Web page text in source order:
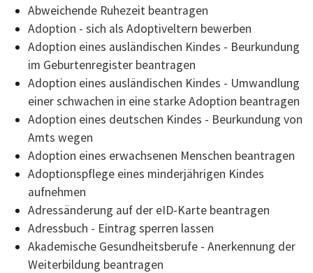
Abweichende Ruhezeit beantragen
Adoption - sich als Adoptiveltern bewerben
Adoption eines ausländischen Kindes - Beurkundung
im Geburtenregister beantragen
Adoption eines ausländischen Kindes - Umwandlung
einer schwachen in eine starke Adoption beantragen
Adoption eines deutschen Kindes - Beurkundung von
Amts wegen
Adoption eines erwachsenen Menschen beantragen
Adoptionspflege eines minderjährigen Kindes
aufnehmen
Adressänderung auf der eID-Karte beantragen
Adressbuch - Eintrag sperren lassen
Akademische Gesundheitsberufe - Anerkennung der
Weiterbildung beantragen